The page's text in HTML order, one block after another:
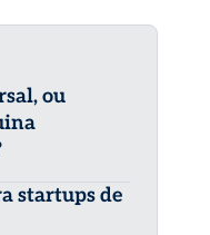
ou
startups de